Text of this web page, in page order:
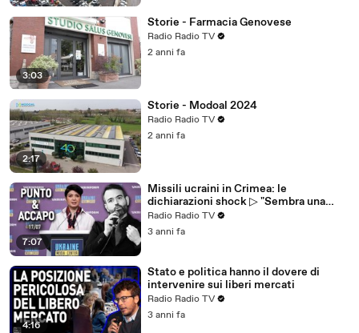
3:03
Storie - Farmacia Genovese
Radio Radio TV
2 anni fa
2:17
Storie - Modoal 2024
Radio Radio TV
2 anni fa
7:07
Missili ucraini in Crimea: le
dichiarazioni shock ▷ "Sembra una
pulizia etnica"
Radio Radio TV
3 anni fa
4:16
Stato e politica hanno il dovere di
intervenire sui liberi mercati
Radio Radio TV
3 anni fa